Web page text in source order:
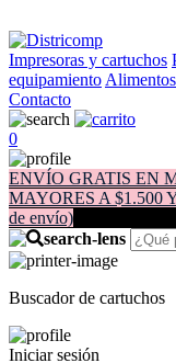
Impresoras y cartuchos
equipamiento
Contacto
0
ENVÍO GRATIS EN
MAYORES A $1.500
de envío)
Buscador de cartuchos
Iniciar sesión